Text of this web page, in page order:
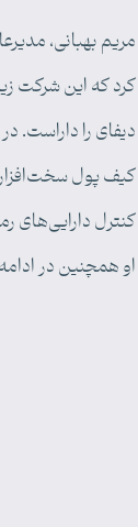
کرد که این شرکت
دیفای را داراست.
کیف پول
کنترل دارایی‌های
او همچنین در